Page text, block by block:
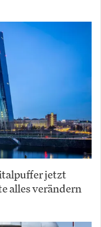
jetzt
alles verändern